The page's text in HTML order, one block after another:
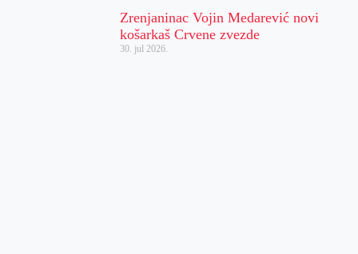
Zrenjaninac Vojin Medarević novi
košarkaš Crvene zvezde
30. jul 2026.